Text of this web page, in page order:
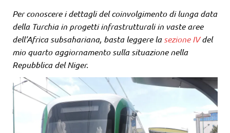
Per conoscere i dettagli del coinvolgimento di lunga data
della Turchia in progetti infrastrutturali in vaste aree
dell’Africa subsahariana, basta leggere la sezione IVdel
mio quarto aggiornamento sulla situazione nella
Repubblica del Niger.